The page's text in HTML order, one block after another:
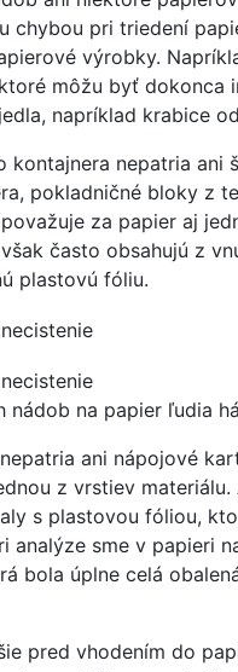
chybou pri triedení
výrobky.
môžu byť dokonca
napríklad krabice
kontajnera nepatria ani
pokladničné bloky z
za papier aj
často obsahujú z
plastovú fóliu.
nádob na papier ľudia
ani nápojové
z vrstiev
s plastovou fóliou,
analýze sme v papieri
bola úplne celá
pred vhodením do